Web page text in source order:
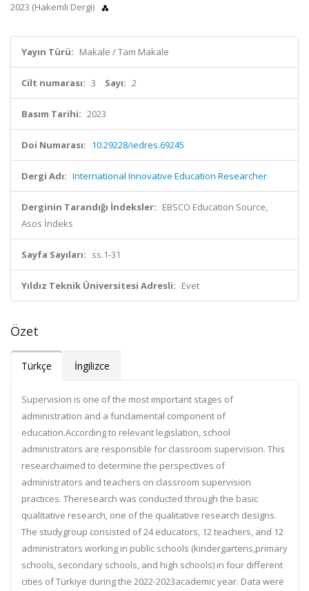
2023 (Hakemli Dergi)
Yayın Türü: Makale / Tam Makale
Cilt numarası: 3 Sayı: 2
Basım Tarihi: 2023
Doi Numarası: 10.29228/iedres.69245
Dergi Adı: International Innovative Education Researcher
Derginin Tarandığı İndeksler: EBSCO Education Source,
Asos İndeks
Sayfa Sayıları: ss.1-31
Yıldız Teknik Üniversitesi Adresli: Evet
Özet
Türkçe İngilizce
Supervision is one of the most important stages of
administration and a fundamental component of
education.According to relevant legislation, school
administrators are responsible for classroom supervision. This
researchaimed to determine the perspectives of
administrators and teachers on classroom supervision
practices. Theresearch was conducted through the basic
qualitative research, one of the qualitative research designs.
The studygroup consisted of 24 educators, 12 teachers, and 12
administrators working in public schools (kindergartens,primary
schools, secondary schools, and high schools) in four different
cities of Türkiye during the 2022-2023academic year. Data were